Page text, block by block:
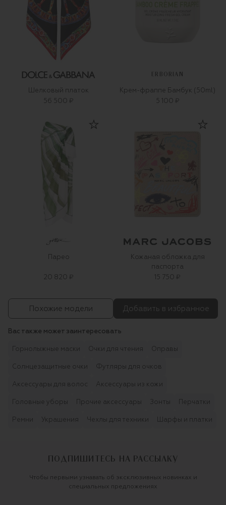
Шелковый платок
56 500 ₽
ERBORIAN
Крем-фраппе Бамбук (50ml)
5 100 ₽
Парео
20 820 ₽
Кожаная обложка для
паспорта
15 750 ₽
Похожие модели Добавить в избранное
Вас также может заинтересовать
Горнолыжные маски Очки для чтения Оправы
Солнцезащитные очки Футляры для очков
Аксессуары для волос Аксессуары из кожи
Головные уборы Прочие аксессуары Зонты Перчатки
Ремни Украшения Чехлы для техники Шарфы и платки
ПОДПИШИТЕСЬ НА РАССЫЛКУ
Чтобы первыми узнавать об эксклюзивных новинках и
специальных предложениях